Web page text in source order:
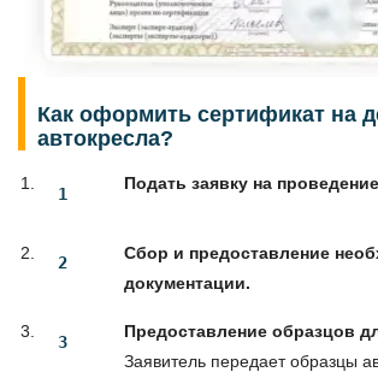
Как оформить сертификат на
автокресла?
Подать заявку на
Сбор и предоставление
документации.
Предоставление образцов
Заявитель передает образцы